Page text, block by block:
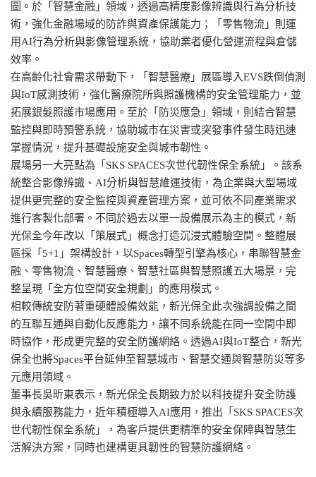
圖。於「智慧金融」領域，透過高精度影像辨識與行為分析技
術，強化金融場域的防詐與資產保護能力；「零售物流」則運
用AI行為分析與影像管理系統，協助業者優化營運流程與倉儲
效率。
在高齡化社會需求帶動下，「智慧醫療」展區導入EVS跌倒偵測
與IoT感測技術，強化醫療院所與照護機構的安全管理能力，並
拓展銀髮照護市場應用。至於「防災應急」領域，則結合智慧
監控與即時預警系統，協助城市在災害或突發事件發生時迅速
掌握情況，提升基礎設施安全與城市韌性。
展場另一大亮點為「SKS SPACES次世代韌性保全系統」。該系
統整合影像辨識、AI分析與智慧維運技術，為企業與大型場域
提供更完整的安全監控與資產管理方案，並可依不同產業需求
進行客製化部署。不同於過去以單一設備展示為主的模式，新
光保全今年改以「策展式」概念打造沉浸式體驗空間。整體展
區採「5+1」架構設計，以Spaces轉型引擎為核心，串聯智慧金
融、零售物流、智慧醫療、智慧社區與智慧照護五大場景，完
整呈現「全方位空間安全規劃」的應用模式。
相較傳統安防著重硬體設備效能，新光保全此次強調設備之間
的互聯互通與自動化反應能力，讓不同系統能在同一空間中即
時協作，形成更完整的安全防護網絡。透過AI與IoT整合，新光
保全也將Spaces平台延伸至智慧城市、智慧交通與智慧防災等多
元應用領域。
董事長吳昕東表示，新光保全長期致力於以科技提升安全防護
與永續服務能力，近年積極導入AI應用，推出「SKS SPACES次
世代韌性保全系統」，為客戶提供更精準的安全保障與智慧生
活解決方案，同時也建構更具韌性的智慧防護網絡。